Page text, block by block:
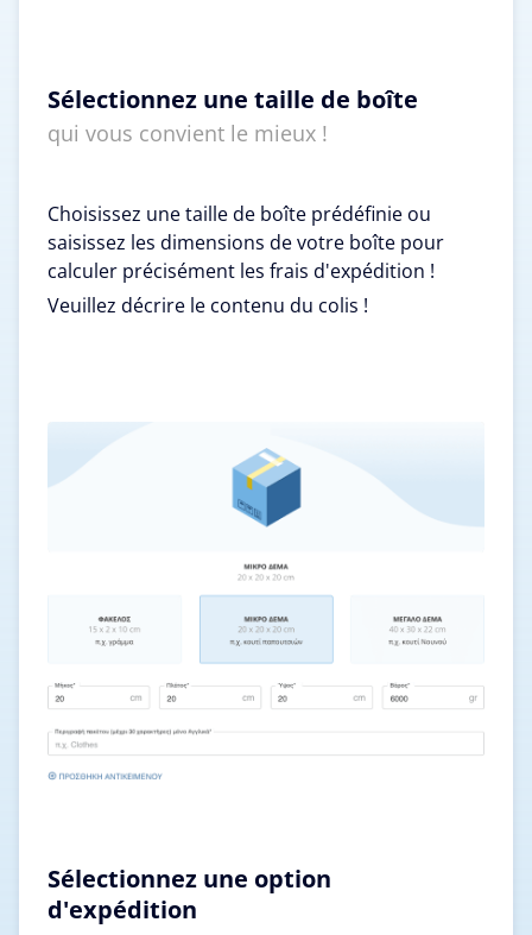
Sélectionnez une taille de boîte
qui vous convient le mieux !
Choisissez une taille de boîte prédéfinie ou
saisissez les dimensions de votre boîte pour
calculer précisément les frais d'expédition !
Veuillez décrire le contenu du colis !
Sélectionnez une option
d'expédition